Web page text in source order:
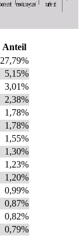
Anteil
27,79%
5,15%
3,01%
2,38%
1,78%
1,78%
1,55%
1,30%
1,23%
1,20%
0,99%
0,87%
0,82%
0,79%